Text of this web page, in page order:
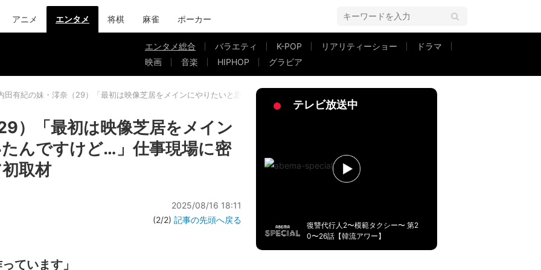
アニメ エンタメ 将棋 麻雀 ポーカー
エンタメ総合 バラエティ K-POP リアリティーショー
ドラマ
映画
音楽 HIPHOP グラビア
田有紀の妹・澪奈（29）「最初は映像芝居をメインにやりたいと思っていたんですけど…」仕事現場に密着 姉妹公表後メディア初取材
）「最初は映像芝居をメイン
んですけど…」仕事現場に密
取材
2025/08/16 18:11
(2/2) 記事の先頭へ戻る
ています」
テレビ放送中
復讐代行人2〜模範タクシー〜 第2
0〜26話【韓流アワー】